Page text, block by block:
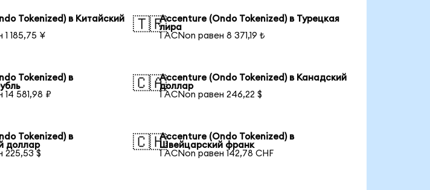
Tokenized) в Китайский
1 185,75 ¥
🇹🇷Accenture (Ondo Tokenized) в Турецкая
лира
1 ACNon равен 8 371,19 ₺
Tokenized) в
14 581,98 ₽
🇨🇦Accenture (Ondo Tokenized) в Канадский
доллар
1 ACNon равен 246,22 $
Tokenized) в
доллар
225,53 $
🇨🇭Accenture (Ondo Tokenized) в
Швейцарский франк
1 ACNon равен 142,78 CHF